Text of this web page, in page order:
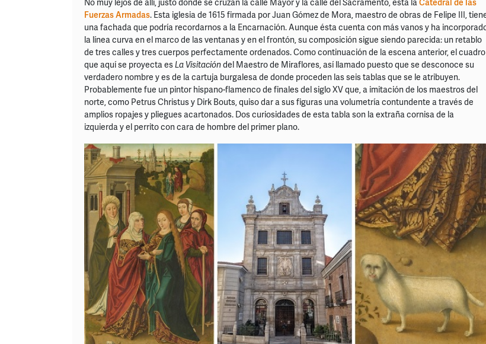
Fuerzas Armadas. Esta iglesia de 1615 firmada por Juan Gómez de Mora, maestro de obras de Felipe III,
una fachada que podría recordarnos a la Encarnación. Aunque ésta cuenta con más vanos y ha
la línea curva en el marco de las ventanas y en el frontón, su composición sigue siendo parecida: un retablo
de tres calles y tres cuerpos perfectamente ordenados. Como continuación de la escena anterior, el cuadro
que aquí se proyecta esLa Visitacióndel Maestro de Miraflores, así llamado puesto que se desconoce su
verdadero nombre y es de la cartuja burgalesa de donde proceden las seis tablas que se le atribuyen.
Probablemente fue un pintor hispano-flamenco de finales del siglo XV que, a imitación de los maestros del
norte, como Petrus Christus y Dirk Bouts, quiso dar a sus figuras una volumetría contundente a través de
amplios ropajes y pliegues acartonados. Dos curiosidades de esta tabla son la extraña cornisa de la
izquierda y el perrito con cara de hombre del primer plano.